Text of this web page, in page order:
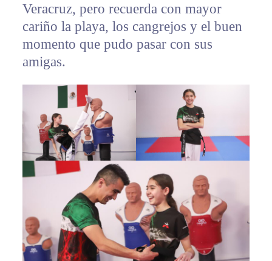
Veracruz, pero recuerda con mayor
cariño la playa, los cangrejos y el buen
momento que pudo pasar con sus
amigas.